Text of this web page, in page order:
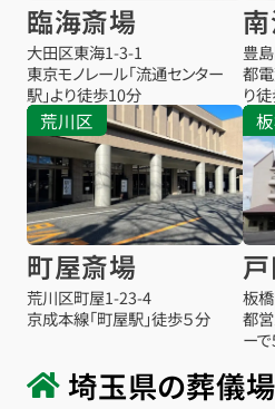
臨海斎場
大田区東海1-3-1
東京モノレール「流通センター
駅」より徒歩10分
豊
都
り
荒川区
町屋斎場
荒川区町屋1-23-4
京成本線「町屋駅」徒歩５分
板
都営
ー
埼玉県の葬儀